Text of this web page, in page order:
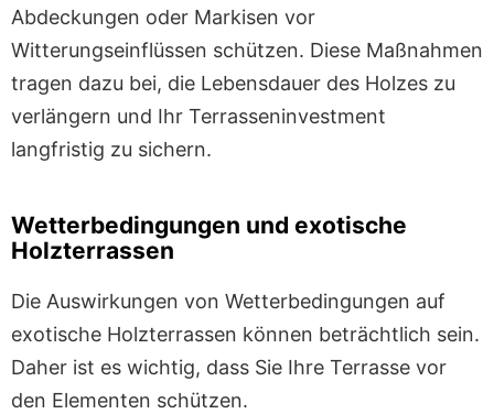
Abdeckungen oder Markisen vor
Witterungseinflüssen schützen. Diese Maßnahmen
tragen dazu bei, die Lebensdauer des Holzes zu
verlängern und Ihr Terrasseninvestment
langfristig zu sichern.
Wetterbedingungen und exotische
Holzterrassen
Die Auswirkungen von Wetterbedingungen auf
exotische Holzterrassen können beträchtlich sein.
Daher ist es wichtig, dass Sie Ihre Terrasse vor
den Elementen schützen.